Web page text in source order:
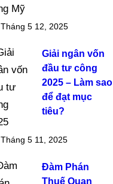
Tháng 5 12, 2025
Giải ngân vốn
đầu tư công
2025 – Làm sao
để đạt mục
tiêu?
Tháng 5 11, 2025
Đàm Phán
Thuế Quan